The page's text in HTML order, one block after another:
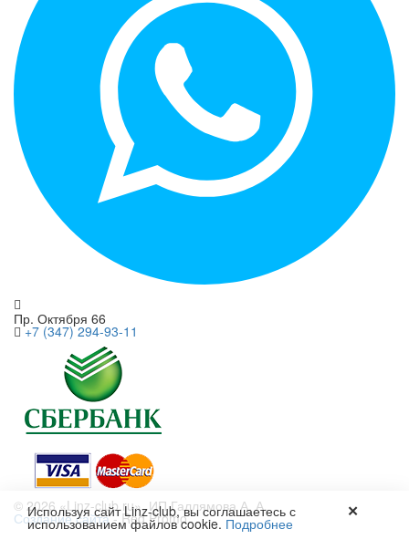
Используя сайт Linz-club, вы соглашаетесь с
использованием файлов cookie. Подробнее
✕
Пр. Октября 66
+7 (347) 294-93-11
© 2026 «Linz-club.ru», ИП Галлямова А. А.
Создание сайта- Red Promo